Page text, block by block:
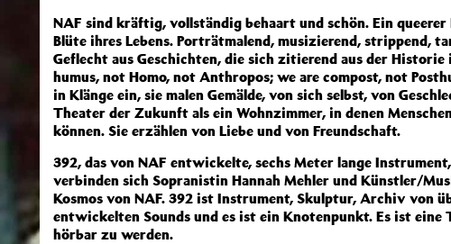
NAF sind kräftig, vollständig behaart und schön. Ein queerer
Blüte ihres Lebens. Porträtmalend, musizierend, strippend,
Geflecht aus Geschichten, die sich zitierend aus der Historie
humus, not Homo, not Anthropos; we are compost, not
in Klänge ein, sie malen Gemälde, von sich selbst, von
Theater der Zukunft als ein Wohnzimmer, in denen
können. Sie erzählen von Liebe und von Freundschaft.
392, das von NAF entwickelte, sechs Meter lange
verbinden sich Sopranistin Hannah Mehler und Künstler/
Kosmos von NAF. 392 ist Instrument, Skulptur, Archiv von
entwickelten Sounds und es ist ein Knotenpunkt. Es ist eine
hörbar zu werden.